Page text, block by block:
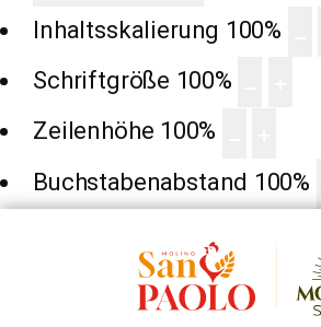
Inhaltsskalierung 100%
Schriftgröße 100%
Zeilenhöhe 100%
Buchstabenabstand 100%